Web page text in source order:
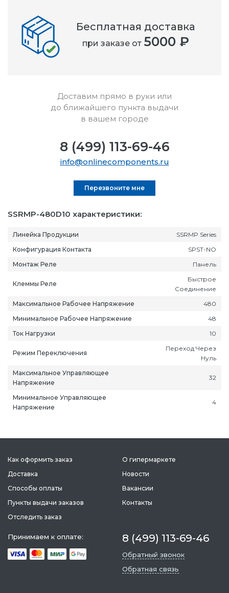
SSRMP-480D10 характеристики:
Линейка Продукции
SSRMP Series
Конфигурация Контакта
SPST-NO
Монтаж Реле
Панель
Клеммы Реле
Быстрое
Соединение
Максимальное Рабочее Напряжение
480
Минимальное Рабочее Напряжение
48
Ток Нагрузки
10
Режим Переключения
Переход Через
Нуль
Максимальное Управляющее
Напряжение
32
Минимальное Управляющее
Напряжение
4
Бесплатная доставка
при заказе от 5000 ₽
Доставим прямо в руки или
до ближайшего пункта выдачи
в вашем городе
8 (499) 113-69-46
info@onlinecomponents.ru
Перезвоните мне
Как оформить заказ
Доставка
Способы оплаты
Пункты выдачи заказов
Отследить заказ
О гипермаркете
Новости
Вакансии
Контакты
Принимаем к оплате: 8 (499) 113-69-46
Обратный звонок
Обратная связь
Липецк
Майкоп
Махачкала
Междуреченск
Мурманск
Нальчик
Нарьян-Мар
Нижний Новгород
Новороссийск
Новосибирск
Омск
Оренбург
Пенза
Петрозаводск
Самара